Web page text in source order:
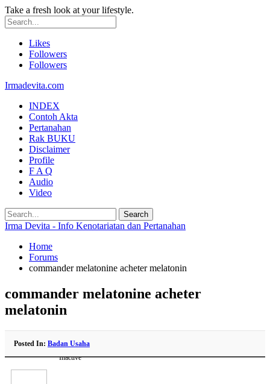
Take a fresh look at your lifestyle.
Likes
Followers
Followers
Irmadevita.com
INDEX
Contoh Akta
Pertanahan
Rak BUKU
Disclaimer
Profile
F A Q
Audio
Video
Irma Devita - Info Kenotariatan dan Pertanahan
Home
Forums
commander melatonine acheter melatonin
commander melatonine acheter
melatonin
Posted In: Badan Usaha
Inactive